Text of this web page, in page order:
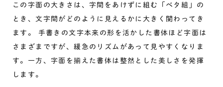
この字面の大きさは、字間をあけずに組む「ベタ組」の
とき、文字間がどのように見えるかに大きく関わってき
ます。 手書きの文字本来の形を活かした書体ほど字面は
さまざまですが、緩急のリズムがあって見やすくなりま
す。一方、字面を揃えた書体は整然とした美しさを発揮
します。